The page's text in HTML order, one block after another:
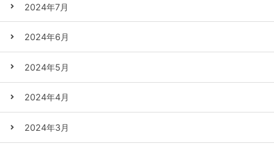
2024年7月
2024年6月
2024年5月
2024年4月
2024年3月